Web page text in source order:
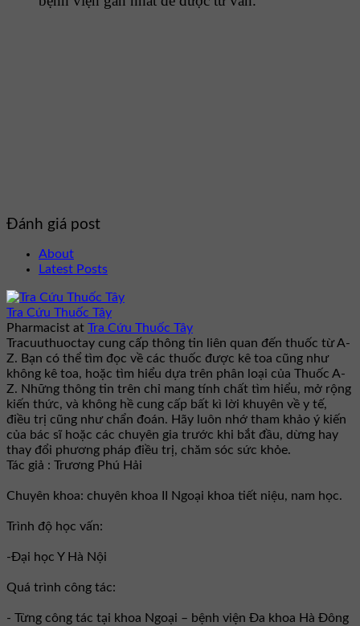
Đánh giá post
About
Latest Posts
Tra Cứu Thuốc Tây
Pharmacist at Tra Cứu Thuốc Tây
Tracuuthuoctay cung cấp thông tin liên quan đến thuốc từ A-
Z. Bạn có thể tìm đọc về các thuốc được kê toa cũng như
không kê toa, hoặc tìm hiểu dựa trên phân loại của Thuốc A-
Z. Những thông tin trên chỉ mang tính chất tìm hiểu, mở rộng
kiến thức, và không hề cung cấp bất kì lời khuyên về y tế,
điều trị cũng như chẩn đoán. Hãy luôn nhớ tham khảo ý kiến
của bác sĩ hoặc các chuyên gia trước khi bắt đầu, dừng hay
thay đổi phương pháp điều trị, chăm sóc sức khỏe.
Tác giả : Trương Phú Hải
Chuyên khoa: chuyên khoa II Ngoại khoa tiết niệu, nam học.
Trình độ học vấn:
-Đại học Y Hà Nội
Quá trình công tác:
- Từng công tác tại khoa Ngoại – bệnh viện Đa khoa Hà Đông